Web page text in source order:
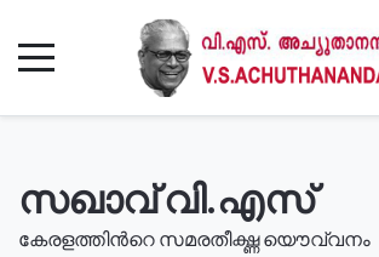
സഖാവ് വി.എസ്
കേരളത്തിൻറെ സമരതീക്ഷ്ണ യൌവ്വനം